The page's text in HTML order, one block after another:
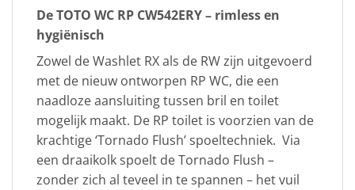
De TOTO WC RP CW542ERY – rimless en
hygiënisch
Zowel de Washlet RX als de RW zijn uitgevoerd
met de nieuw ontworpen RP WC, die een
naadloze aansluiting tussen bril en toilet
mogelijk maakt. De RP toilet is voorzien van de
krachtige ‘Tornado Flush’ spoeltechniek. Via
een draaikolk spoelt de Tornado Flush –
zonder zich al teveel in te spannen – het vuil